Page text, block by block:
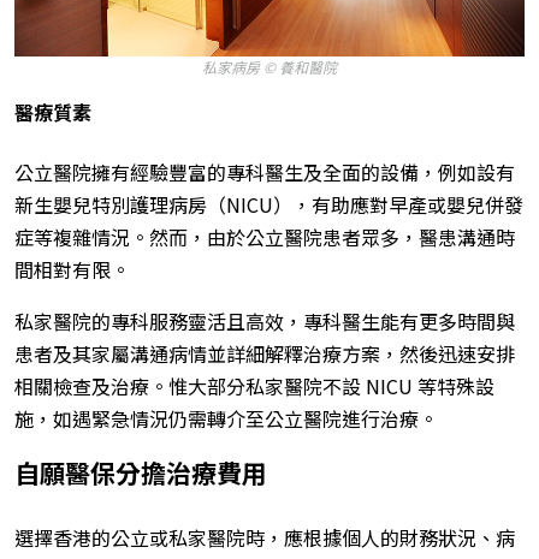
私家病房 © 養和醫院
醫療質素
公立醫院擁有經驗豐富的專科醫生及全面的設備，例如設有
新生嬰兒特別護理病房（NICU），有助應對早產或嬰兒併發
症等複雜情況。然而，由於公立醫院患者眾多，醫患溝通時
間相對有限。
私家醫院的專科服務靈活且高效，專科醫生能有更多時間與
患者及其家屬溝通病情並詳細解釋治療方案，然後迅速安排
相關檢查及治療。惟大部分私家醫院不設 NICU 等特殊設
施，如遇緊急情況仍需轉介至公立醫院進行治療。
自願醫保分擔治療費用
選擇香港的公立或私家醫院時，應根據個人的財務狀況、病